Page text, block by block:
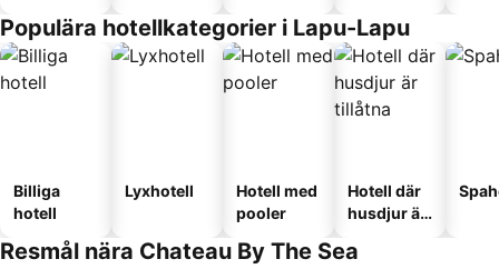
Populära hotellkategorier i Lapu-Lapu
Billiga
hotell
Lyxhotell
Hotell med
pooler
Hotell där
husdjur är
Resmål nära Chateau By The Sea